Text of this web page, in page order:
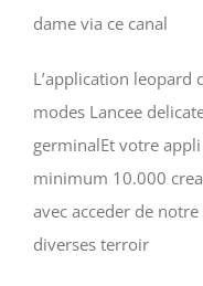
dame via ce canal
L’application leopard
modes Lancee
germinalEt votre
minimum 10.000
avec acceder de
diverses terroir